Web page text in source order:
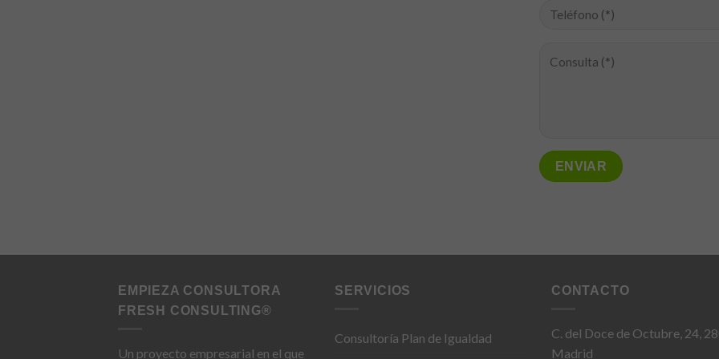
EMPIEZA CONSULTORA
FRESH CONSULTING®
Un proyecto empresarial en el que
SERVICIOS
Consultoría Plan de Igualdad
CONTACTO
C. del Doce de Octubre, 24,
Madrid